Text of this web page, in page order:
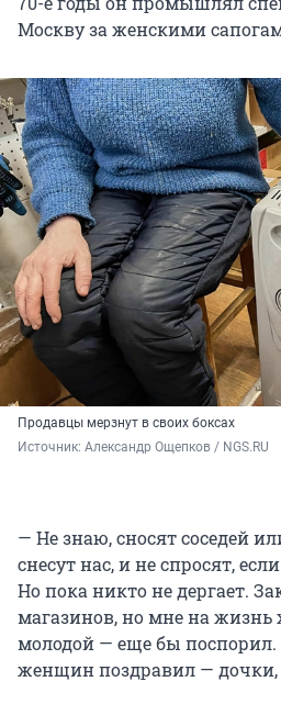
Москву за женскими
Продавцы мерзнут в своих боксах
Источник: Александр Ощепков / NGS.RU
— Не знаю, сносят соседей
снесут нас, и не спросят,
Но пока никто не дергает.
магазинов, но мне на жизнь
молодой — еще бы
женщин поздравил — дочки,